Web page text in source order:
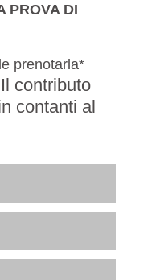
PROVA DI
prenotarla*
Il contributo
contanti al